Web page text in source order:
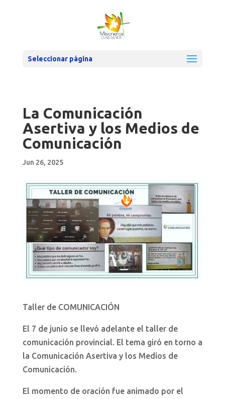
Seleccionar página
La Comunicación
Asertiva y los Medios de
Comunicación
Jun 26, 2025
Taller de COMUNICACIÓN
El 7 de junio se llevó adelante el taller de
comunicación provincial. El tema giró en torno a
la Comunicación Asertiva y los Medios de
Comunicación.
El momento de oración fue animado por el